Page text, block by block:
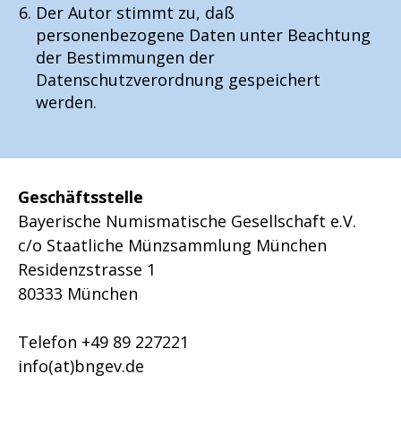
Der Autor stimmt zu, daß
personenbezogene Daten unter Beachtung
der Bestimmungen der
Datenschutzverordnung gespeichert
werden.
Geschäftsstelle
Bayerische Numismatische Gesellschaft e.V.
c/o Staatliche Münzsammlung München
Residenzstrasse 1
80333 München
Telefon +49 89 227221
info(at)bngev.de